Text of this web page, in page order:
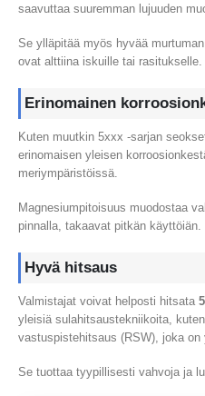
saavuttaa suuremman lujuuden
Se ylläpitää myös hyvää
ovat alttiina iskuille tai rasitukselle.
Erinomainen
Kuten muutkin 5xxx -sarjan
erinomaisen yleisen
meriympäristöissä.
Magnesiumpitoisuus muodostaa
pinnalla, takaavat pitkän käyttöiän.
Hyvä hitsaus
Valmistajat voivat helposti hitsata
yleisiä sulahitsaustekniikoita,
vastuspistehitsaus (RSW), joka on
Se tuottaa tyypillisesti vahvoja ja